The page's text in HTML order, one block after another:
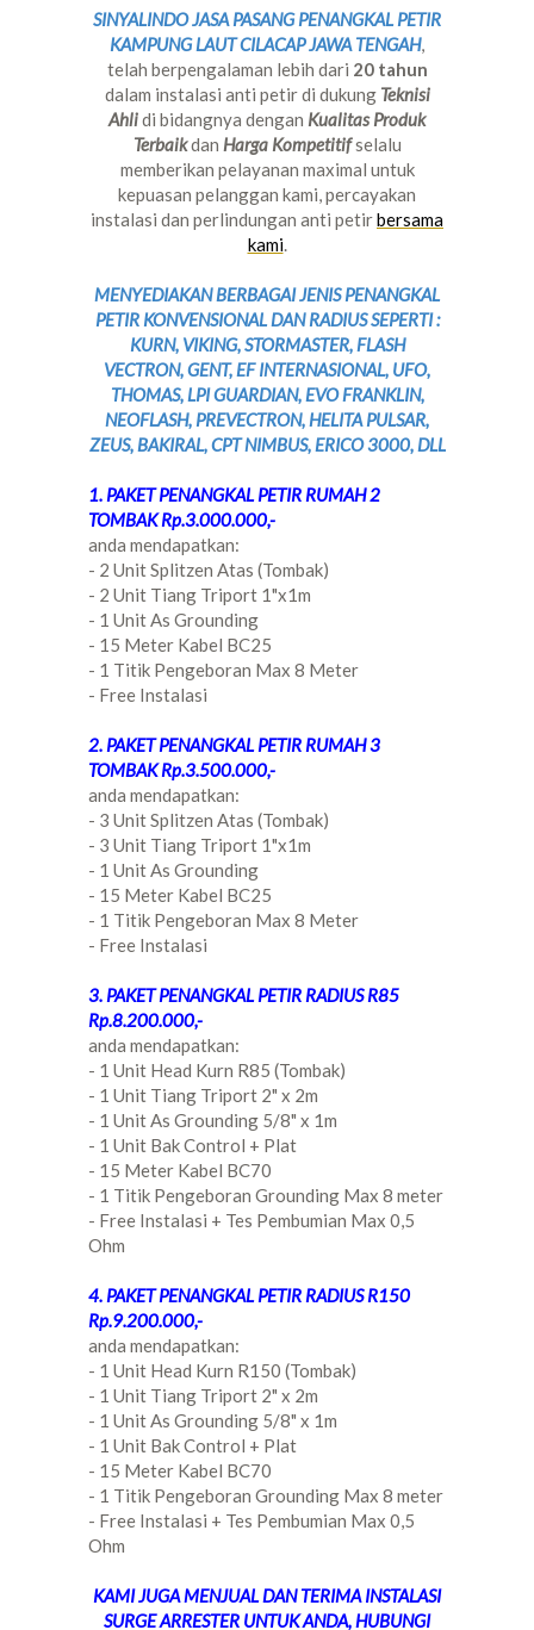
SINYALINDO JASA PASANG PENANGKAL PETIR
KAMPUNG LAUT CILACAP JAWA TENGAH,
telah berpengalaman lebih dari 20 tahun
dalam instalasi anti petir di dukung Teknisi
Ahlidi bidangnya dengan Kualitas Produk
Terbaikdan Harga Kompetitifselalu
memberikan pelayanan maximal untuk
kepuasan pelanggan kami, percayakan
instalasi dan perlindungan anti petirbersama
kami.
MENYEDIAKAN BERBAGAI JENIS PENANGKAL
PETIR KONVENSIONAL DAN RADIUS SEPERTI :
KURN, VIKING, STORMASTER, FLASH
VECTRON, GENT, EF INTERNASIONAL, UFO,
THOMAS, LPI GUARDIAN, EVO FRANKLIN,
NEOFLASH, PREVECTRON, HELITA PULSAR,
ZEUS, BAKIRAL, CPT NIMBUS, ERICO 3000, DLL
1. PAKET PENANGKAL PETIR RUMAH 2
TOMBAK Rp.3.000.000,-
anda mendapatkan:
- 2 Unit Splitzen Atas (Tombak)
- 2 Unit Tiang Triport 1"x1m
- 1 Unit As Grounding
- 15 Meter Kabel BC25
- 1 Titik Pengeboran Max 8 Meter
- Free Instalasi
2. PAKET PENANGKAL PETIR RUMAH 3
TOMBAK Rp.3.500.000,-
anda mendapatkan:
- 3 Unit Splitzen Atas (Tombak)
- 3 Unit Tiang Triport 1"x1m
- 1 Unit As Grounding
- 15 Meter Kabel BC25
- 1 Titik Pengeboran Max 8 Meter
- Free Instalasi
3. PAKET PENANGKAL PETIR RADIUS R85
Rp.8.200.000,-
anda mendapatkan:
- 1 Unit Head Kurn R85 (Tombak)
- 1 Unit Tiang Triport 2" x 2m
- 1 Unit As Grounding 5/8" x 1m
- 1 Unit Bak Control + Plat
- 15 Meter Kabel BC70
- 1 Titik Pengeboran Grounding Max 8 meter
- Free Instalasi + Tes Pembumian Max 0,5
Ohm
4. PAKET PENANGKAL PETIR RADIUS R150
Rp.9.200.000,-
anda mendapatkan:
- 1 Unit Head Kurn R150 (Tombak)
- 1 Unit Tiang Triport 2" x 2m
- 1 Unit As Grounding 5/8" x 1m
- 1 Unit Bak Control + Plat
- 15 Meter Kabel BC70
- 1 Titik Pengeboran Grounding Max 8 meter
- Free Instalasi + Tes Pembumian Max 0,5
Ohm
KAMI JUGA MENJUAL DAN TERIMA INSTALASI
SURGE ARRESTER UNTUK ANDA, HUBUNGI